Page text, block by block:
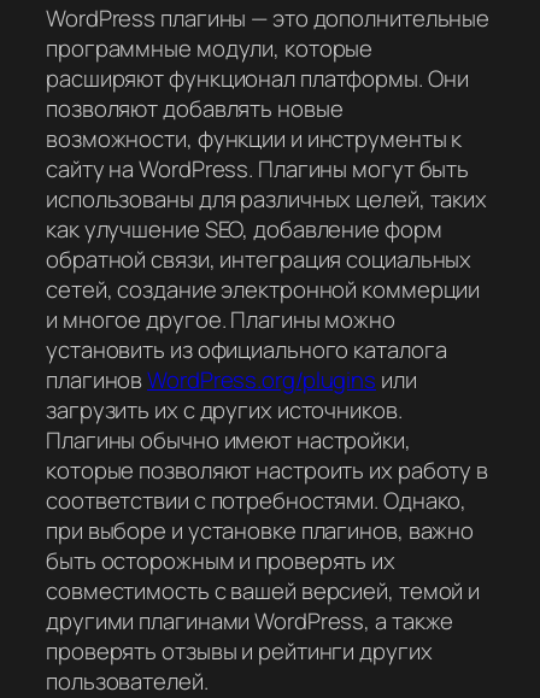
WordPress плагины — это дополнительные
программные модули, которые
расширяют функционал платформы. Они
позволяют добавлять новые
возможности, функции и инструменты к
сайту на WordPress. Плагины могут быть
использованы для различных целей, таких
как улучшение SEO, добавление форм
обратной связи, интеграция социальных
сетей, создание электронной коммерции
и многое другое. Плагины можно
установить из официального каталога
плагиновWordPress.org/plugins или
загрузить их с других источников.
Плагины обычно имеют настройки,
которые позволяют настроить их работу в
соответствии с потребностями. Однако,
при выборе и установке плагинов, важно
быть осторожным и проверять их
совместимость с вашей версией, темой и
другими плагинами WordPress, а также
проверять отзывы и рейтинги других
пользователей.